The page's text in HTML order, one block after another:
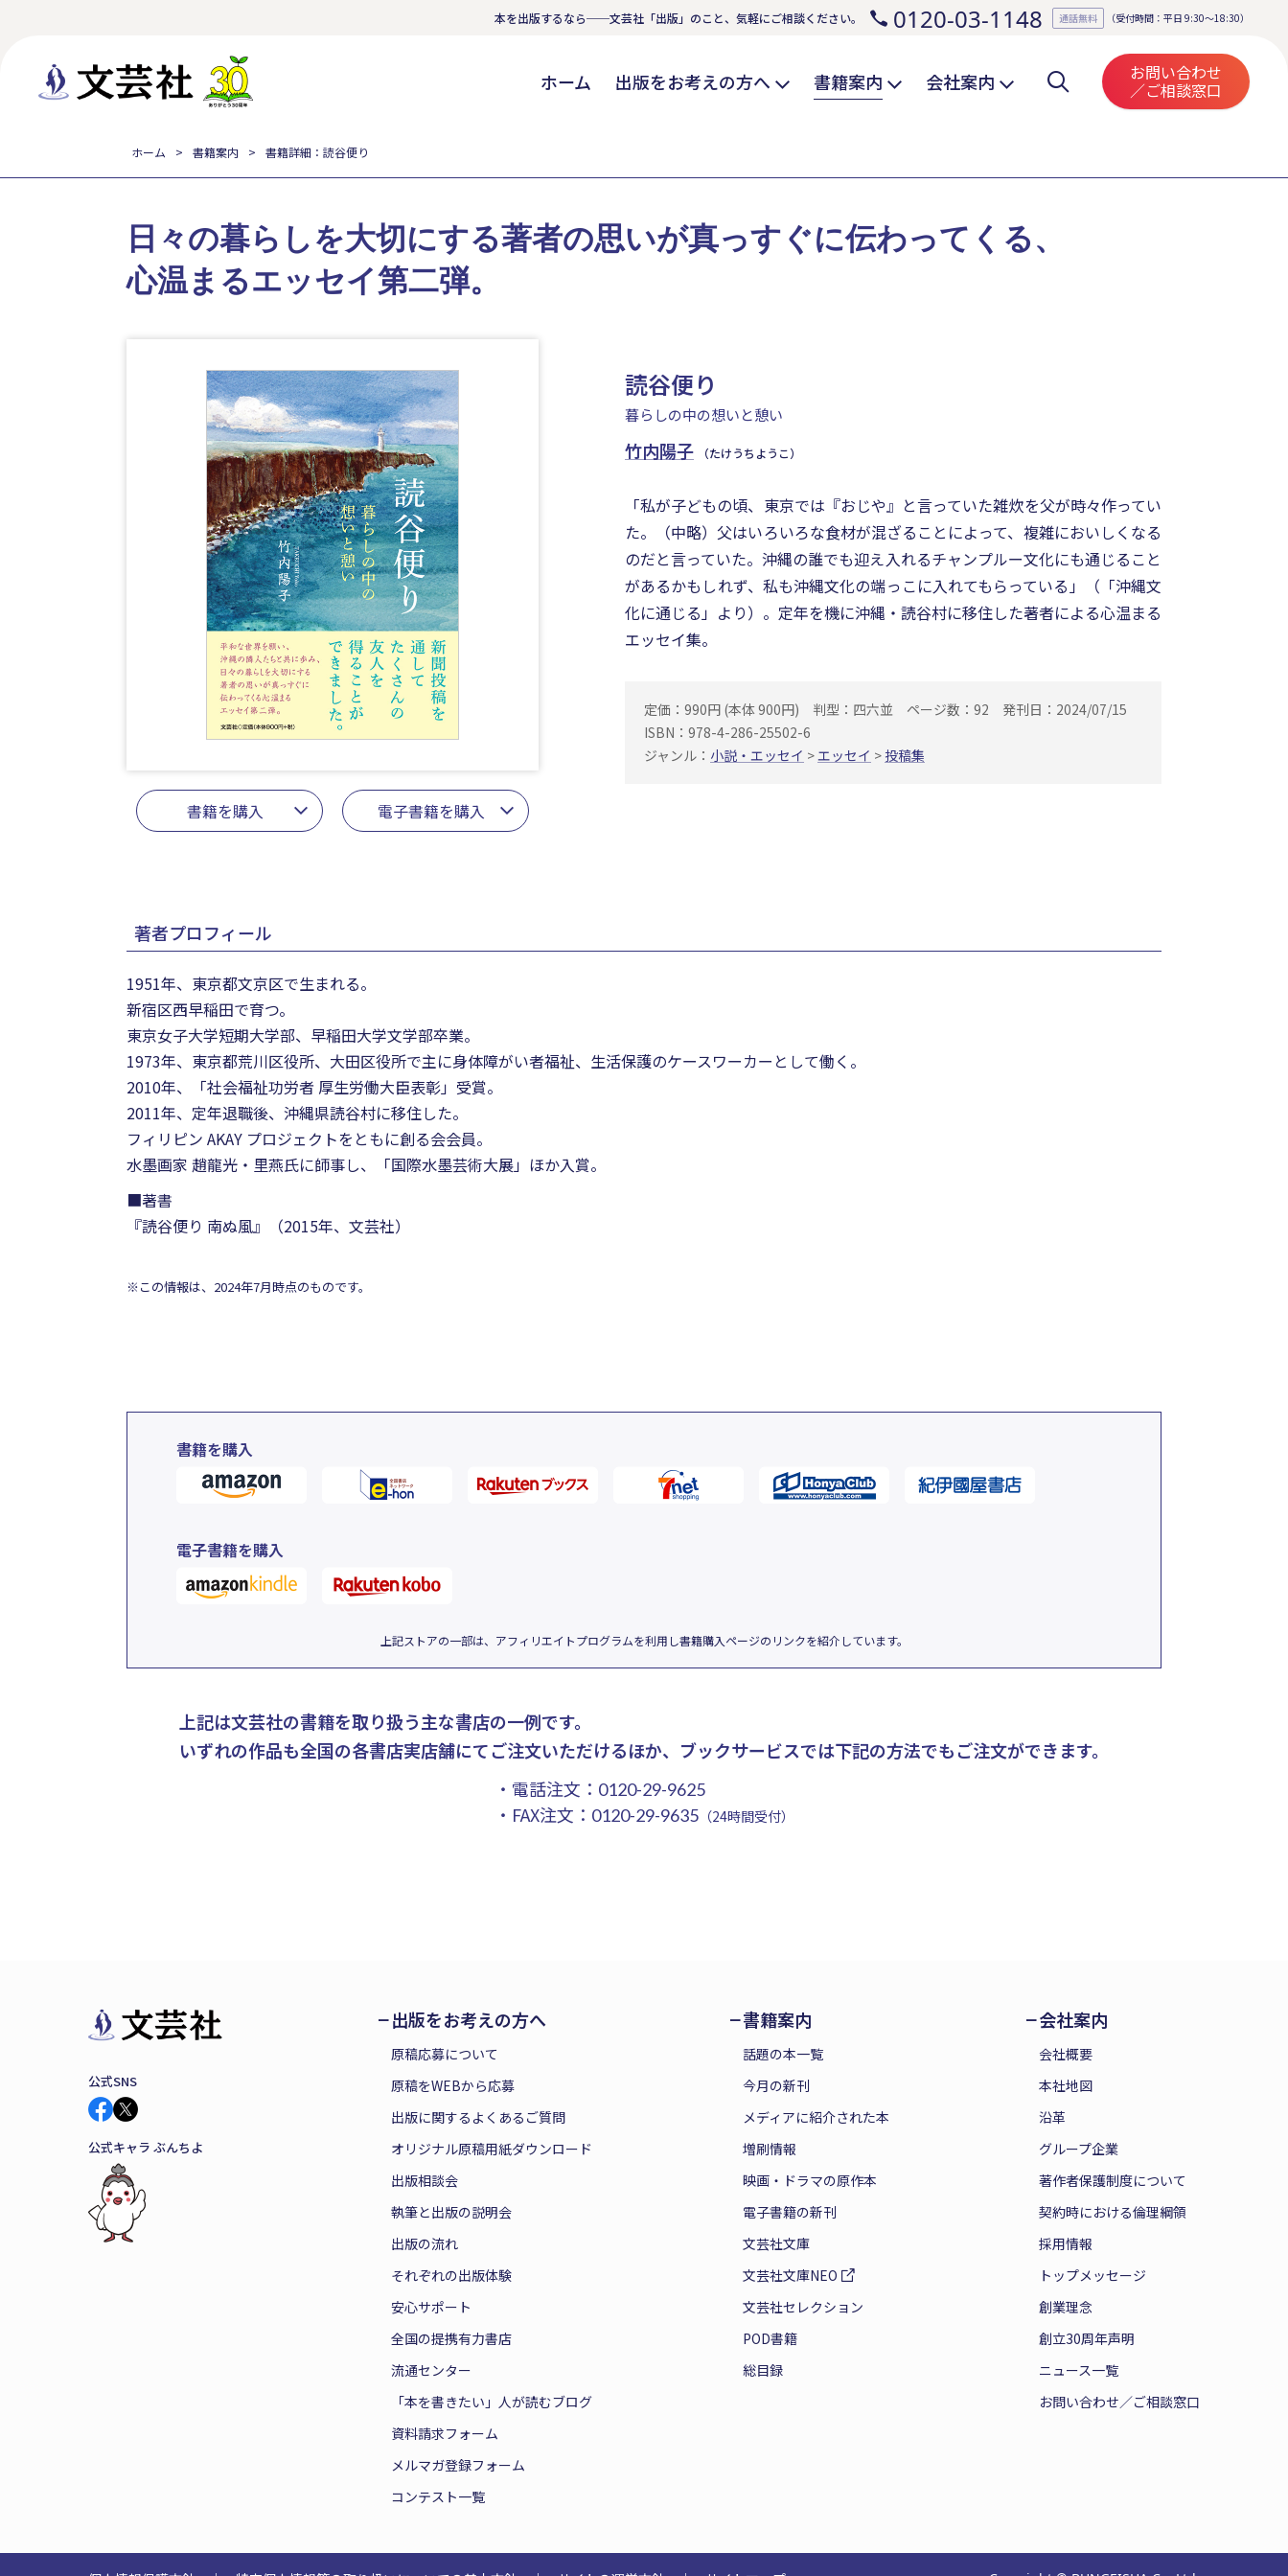
本を出版するなら──文芸社「出版」のこと、気軽にご相談ください。 0120-03-1148 通話無料 （受付時間：平日 9:30～18:30）
ホーム 出版をお考えの方へ 書籍案内 会社案内 お問い合わせ
／ご相談窓口
ホーム 書籍案内 書籍詳細：読谷便り
読谷便り
暮らしの中の想いと憩い
竹内陽子 （たけうちようこ）
書籍を購入 電子書籍を購入
日々の暮らしを大切にする著者の思いが真っすぐに伝わってくる、
心温まるエッセイ第二弾。
「私が子どもの頃、東京では『おじや』と言っていた雑炊を父が時々作ってい
た。（中略）父はいろいろな食材が混ざることによって、複雑においしくなる
のだと言っていた。沖縄の誰でも迎え入れるチャンプルー文化にも通じること
があるかもしれず、私も沖縄文化の端っこに入れてもらっている」（「沖縄文
化に通じる」より）。定年を機に沖縄・読谷村に移住した著者による心温まる
エッセイ集。
定価：990円 (本体 900円) 判型：四六並 ページ数：92
発刊日：2024/07/15
ISBN：978-4-286-25502-6
ジャンル： 小説・エッセイ >エッセイ > 投稿集
著者プロフィール
1951年、東京都文京区で生まれる。
新宿区西早稲田で育つ。
東京女子大学短期大学部、早稲田大学文学部卒業。
1973年、東京都荒川区役所、大田区役所で主に身体障がい者福祉、生活保護のケースワーカーとして働く。
2010年、「社会福祉功労者 厚生労働大臣表彰」受賞。
2011年、定年退職後、沖縄県読谷村に移住した。
フィリピン AKAY プロジェクトをともに創る会会員。
水墨画家 趙龍光・里燕氏に師事し、「国際水墨芸術大展」ほか入賞。
■著書
『読谷便り 南ぬ風』（2015年、文芸社）
※この情報は、2024年7月時点のものです。
書籍を購入
電子書籍を購入
上記ストアの一部は、アフィリエイトプログラムを利用し書籍購入ページのリンクを紹介しています。
上記は文芸社の書籍を取り扱う主な書店の一例です。
いずれの作品も全国の各書店実店舗にてご注文いただけるほか、ブックサービスでは下記の方法でもご注文ができます。
・電話注文： 0120-29-9625
・FAX注文： 0120-29-9635（24時間受付）
公式SNS
公式キャラ ぶんちよ
出版をお考えの方へ
原稿応募について
原稿をWEBから応募
出版に関するよくあるご質問
オリジナル原稿用紙ダウンロード
出版相談会
執筆と出版の説明会
出版の流れ
それぞれの出版体験
安心サポート
全国の提携有力書店
流通センター
「本を書きたい」人が読むブログ
資料請求フォーム
メルマガ登録フォーム
コンテスト一覧
書籍案内
話題の本一覧
今月の新刊
メディアに紹介された本
増刷情報
映画・ドラマの原作本
電子書籍の新刊
文芸社文庫
文芸社文庫NEO
文芸社セレクション
POD書籍
総目録
会社案内
会社概要
本社地図
沿革
グループ企業
著作者保護制度について
契約時における倫理綱領
採用情報
トップメッセージ
創業理念
創立30周年声明
ニュース一覧
お問い合わせ／ご相談窓口